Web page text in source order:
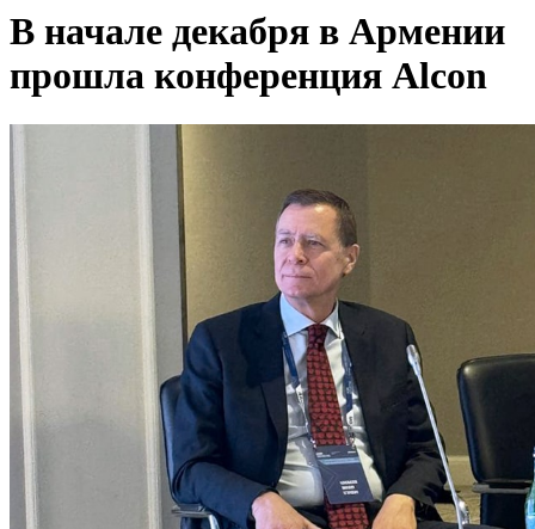
В начале декабря в Армении
прошла конференция Alcon